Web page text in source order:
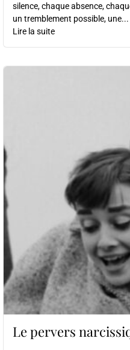
silence, chaque absence,
un tremblement possible, une...
Lire la suite
Le pervers